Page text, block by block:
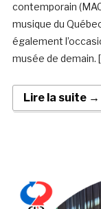
contemporain
musique du
également
musée de demain.
Lire la suite →